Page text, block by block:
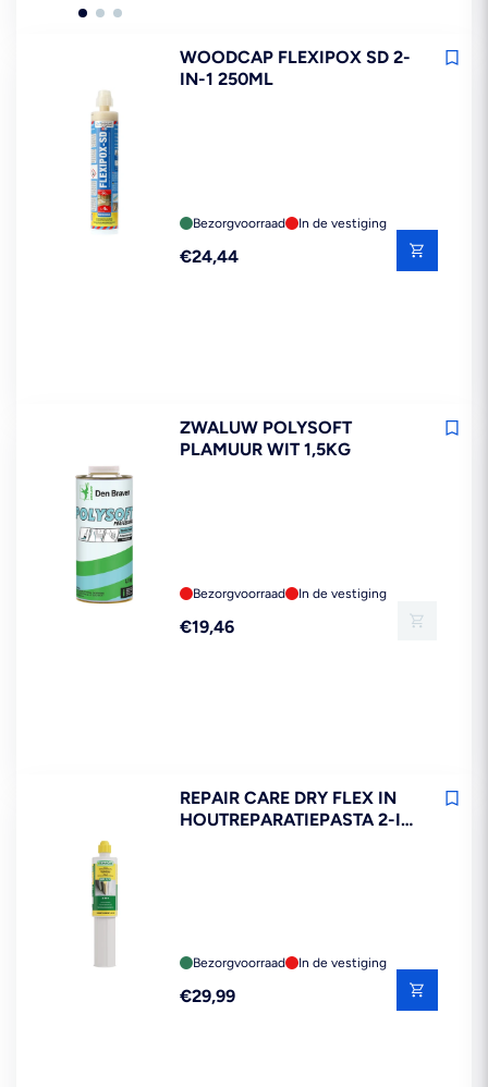
WOODCAP FLEXIPOX SD 2-
IN-1 250ML
Bezorgvoorraad In de vestiging
Reguliere
€24,44
ZWALUW POLYSOFT
PLAMUUR WIT 1,5KG
Bezorgvoorraad In de vestiging
Reguliere
€19,46
REPAIR CARE DRY FLEX IN
HOUTREPARATIEPASTA 2-IN-
Bezorgvoorraad In de vestiging
Reguliere
€29,99